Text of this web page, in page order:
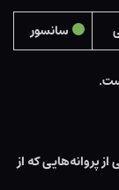
سانسور
پروانه‌هایی که از